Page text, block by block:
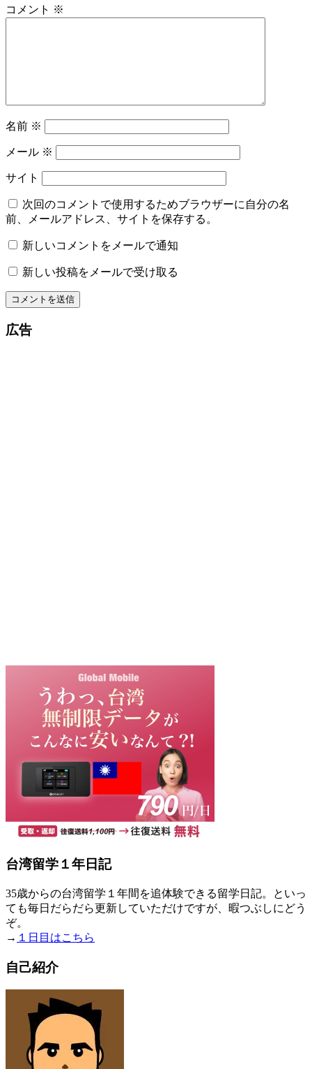
コメント ※
名前 ※
メール ※
サイト
次回のコメントで使用するためブラウザーに自分の名
前、メールアドレス、サイトを保存する。
新しいコメントをメールで通知
新しい投稿をメールで受け取る
広告
台湾留学１年日記
35歳からの台湾留学１年間を追体験できる留学日記。といっ
ても毎日だらだら更新していただけですが、暇つぶしにどう
ぞ。
→ １日目はこちら
自己紹介